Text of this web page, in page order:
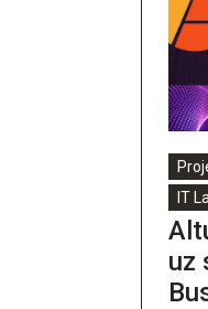
IT
uz